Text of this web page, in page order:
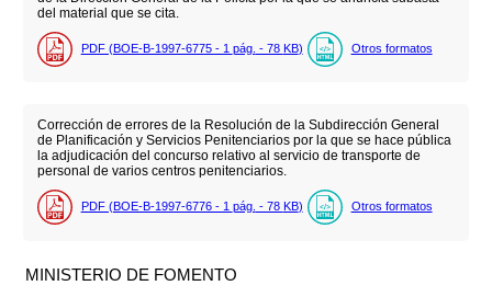
del material que se cita.
PDF (BOE-B-1997-6775 - 1 pág. - 78 KB) Otros formatos
Corrección de errores de la Resolución de la Subdirección General
de Planificación y Servicios Penitenciarios por la que se hace pública
la adjudicación del concurso relativo al servicio de transporte de
personal de varios centros penitenciarios.
PDF (BOE-B-1997-6776 - 1 pág. - 78 KB) Otros formatos
MINISTERIO DE FOMENTO